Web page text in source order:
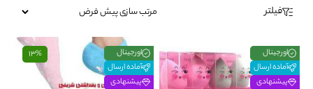
فیلتر
اورجینال
آماده ارسال
پیشنهادی
13%
اورجینال
آماده ارسال
پیشنهادی